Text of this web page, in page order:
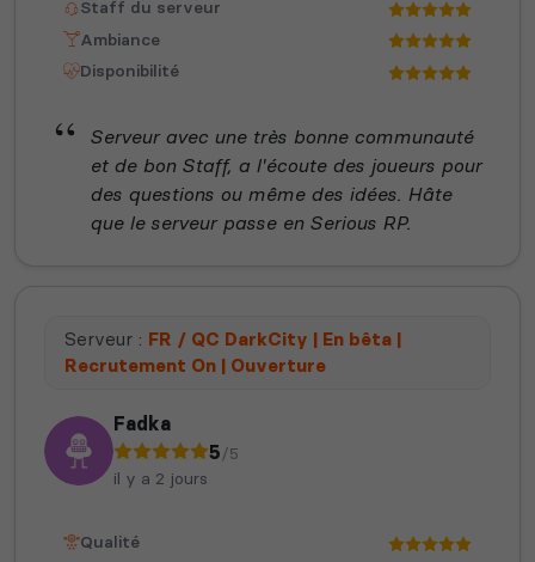
Staff du serveur
Ambiance
Disponibilité
Serveur avec une très bonne communauté
et de bon Staff, a l'écoute des joueurs pour
des questions ou même des idées. Hâte
que le serveur passe en Serious RP.
Serveur : FR / QC DarkCity | En bêta |
Recrutement On | Ouverture
Fadka
5/5
il y a 2 jours
Qualité